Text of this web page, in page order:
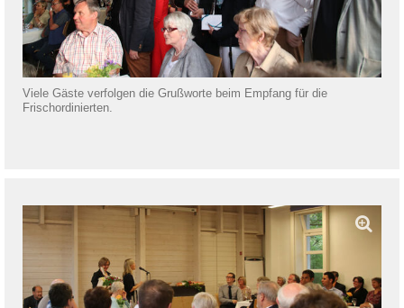
Viele Gäste verfolgen die Grußworte beim Empfang für die
Frischordinierten.